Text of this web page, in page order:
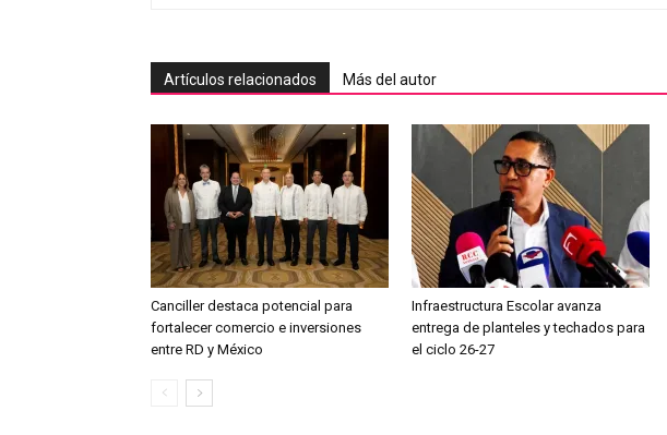
Artículos relacionados Más del autor
Canciller destaca potencial para
fortalecer comercio e inversiones
entre RD y México
Infraestructura Escolar avanza
entrega de planteles y techados para
el ciclo 26-27